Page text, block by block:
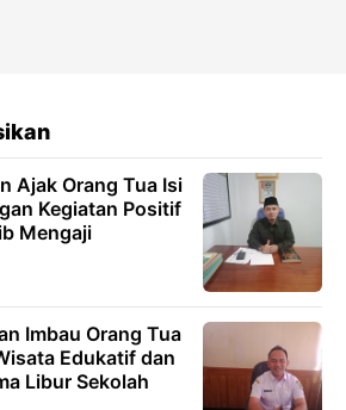
Ajak Orang Tua Isi
Kegiatan Positif
Mengaji
Imbau Orang Tua
Edukatif dan
Libur Sekolah